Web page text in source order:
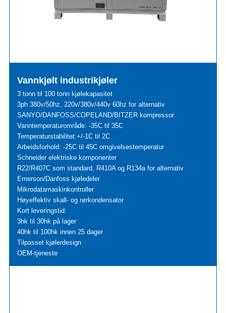
Vannkjølt industrikjøler
3 tonn til 100 tonn kjølekapasitet
3ph 380v/50hz, 220v/380v/440v 60hz for alternativ
SANYO/DANFOSS/COPELAND/BITZER kompressor
Vanntemperaturområde: -35C til 35C
Temperaturstabilitet:+/-1C til 2C
Arbeidsforhold: -25C til 45C omgivelsestemperatur
Schneider elektriske komponenter
R22/R407C som standard, R410A og R134a for alternativ
Emerson/Danfoss kjøledeler
Mikrodatamaskinkontroller
Høyeffektiv skall- og rørkondensator
Kort leveringstid:
3hk til 30hk på lager
40hk til 100hk innen 25 dager
Tilpasset kjølerdesign
OEM-tjeneste